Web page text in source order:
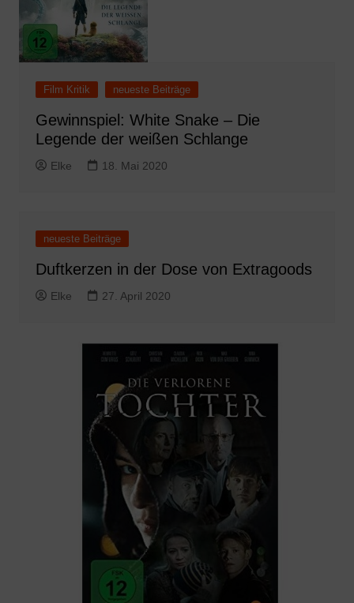
Film Kritik neueste Beiträge
Gewinnspiel: White Snake – Die
Legende der weißen Schlange
Elke 18. Mai 2020
neueste Beiträge
Duftkerzen in der Dose von Extragoods
Elke 27. April 2020